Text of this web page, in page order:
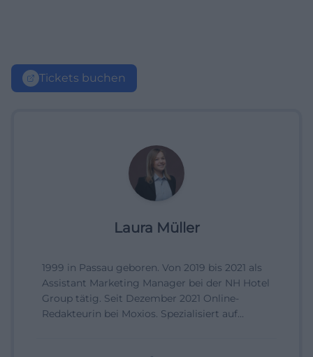
Tickets buchen
Laura Müller
1999 in Passau geboren. Von 2019 bis 2021 als
Assistant Marketing Manager bei der NH Hotel
Group tätig. Seit Dezember 2021 Online-
Redakteurin bei Moxios. Spezialisiert auf